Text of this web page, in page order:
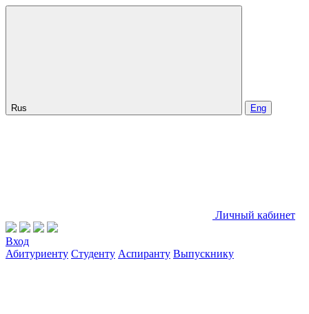
Rus Eng
Личный кабинет
Вход
Абитуриенту Студенту Аспиранту Выпускнику